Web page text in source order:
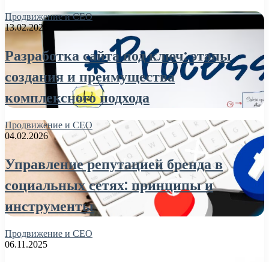
Продвижение и СЕО
13.02.2026
Разработка сайта под ключ: этапы
создания и преимущества
комплексного подхода
Продвижение и СЕО
04.02.2026
Управление репутацией бренда в
социальных сетях: принципы и
инструменты
Продвижение и СЕО
06.11.2025